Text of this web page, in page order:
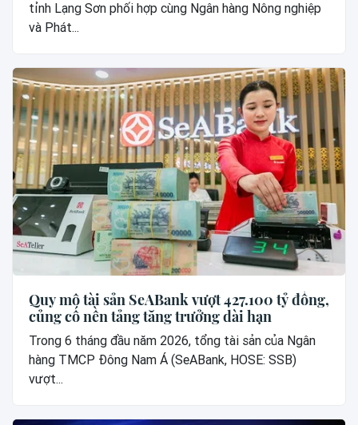
tỉnh Lạng Sơn phối hợp cùng Ngân hàng Nông nghiệp
và Phát...
Quy mô tài sản SeABank vượt 427.100 tỷ đồng,
củng cố nền tảng tăng trưởng dài hạn
Trong 6 tháng đầu năm 2026, tổng tài sản của Ngân
hàng TMCP Đông Nam Á (SeABank, HOSE: SSB)
vượt...